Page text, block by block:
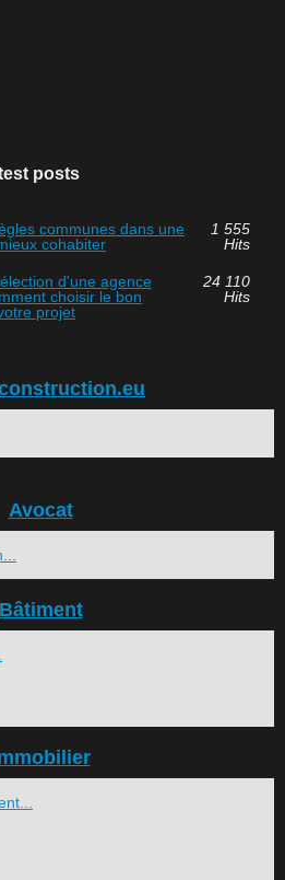
posts
communes dans une
cohabiter
1 555
Hits
d'une agence
choisir le bon
projet
24 110
Hits
Avocat
Bâtiment